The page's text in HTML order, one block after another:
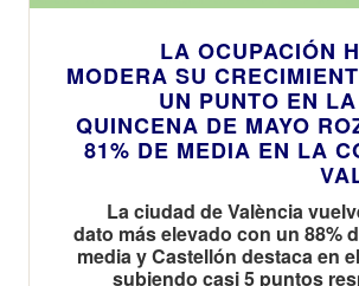
LA OCUPACIÓN
MODERA SU
UN PUNTO EN
QUINCENA DE MAYO
81% DE MEDIA EN LA
La ciudad de València
dato más elevado con un 88%
media y Castellón destaca en
subiendo casi 5 puntos